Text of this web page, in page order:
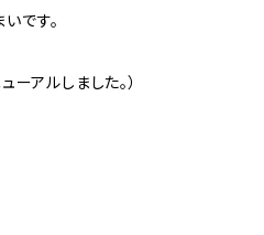
です。
ーアルしました。）